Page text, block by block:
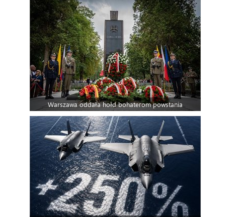
Warszawa oddała hołd bohaterom powstania